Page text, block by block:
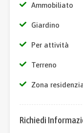
Ammobiliato
Giardino
Per attività
Terreno
Zona
Richiedi